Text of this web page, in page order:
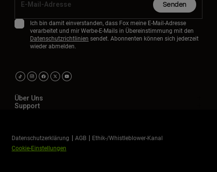
Senden
Ich bin damit einverstanden, dass Fox meine E-Mail-Adresse
verarbeitet und mir Werbe-E-Mails in Übereinstimmung mit den
Datenschutzrichtlinien sendet. Abonnenten können sich jederzeit
wieder abmelden.
Über Uns
Support
Datenschutzerklärung AGB
Ethik-/Whistleblower-Kanal
Cookie-Einstellungen